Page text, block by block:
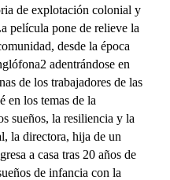
de explotación colonial y
película pone de relieve la
desde la época
adentrándose en
de los trabajadores de las
en los temas de la
sueños, la resiliencia y la
la directora, hija de un
a casa tras 20 años de
de infancia con la